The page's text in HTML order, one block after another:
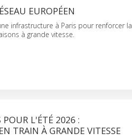
EUROPÉEN
infrastructure à Paris pour renforcer la
à grande vitesse.
POUR L'ÉTÉ 2026 :
TRAIN À GRANDE VITESSE